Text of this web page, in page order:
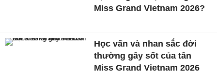
Miss Grand Vietnam 2026?
Học vấn và nhan sắc đời
thường gây sốt của tân
Miss Grand Vietnam 2026